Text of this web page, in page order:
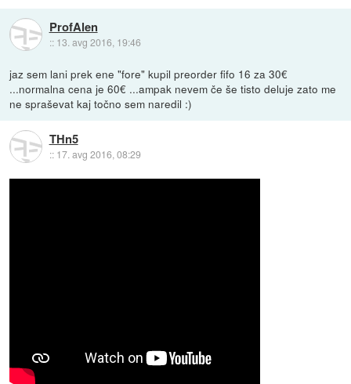
ProfAlen
:: 13. avg 2016, 19:46
jaz sem lani prek ene "fore" kupil preorder fifo 16 za 30€
...normalna cena je 60€ ...ampak nevem če še tisto deluje zato me
ne spraševat kaj točno sem naredil :)
THn5
:: 17. avg 2016, 08:29